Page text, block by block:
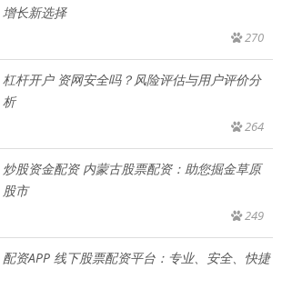
增长新选择
270
杠杆开户 资网安全吗？风险评估与用户评价分
析
264
炒股资金配资 内蒙古股票配资：助您掘金草原
股市
249
配资APP 线下股票配资平台：专业、安全、快捷